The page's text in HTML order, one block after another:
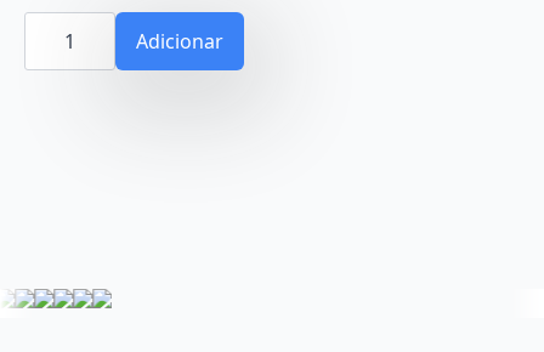
Quantidade
Adicionar